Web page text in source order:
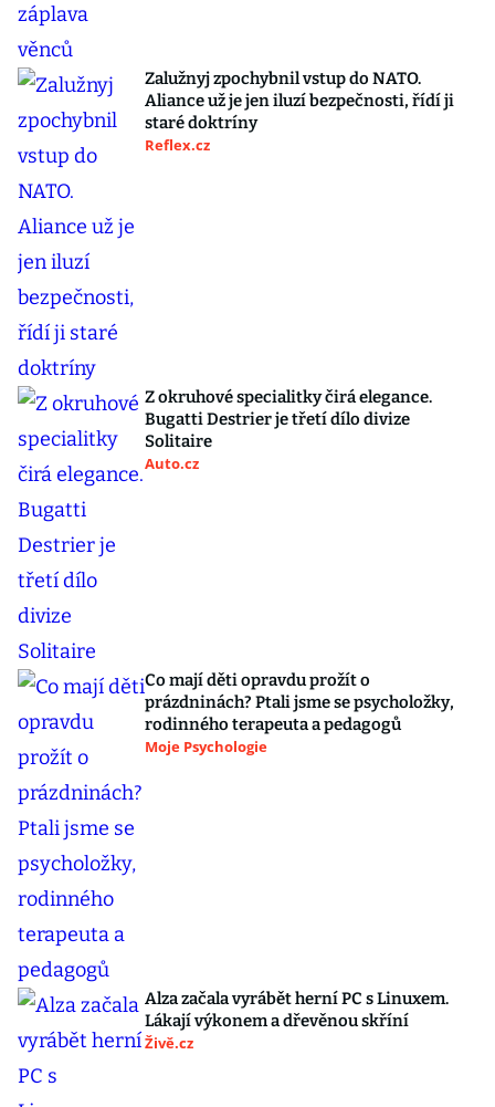
Zalužnyj zpochybnil vstup do NATO.
Aliance už je jen iluzí bezpečnosti, řídí ji
staré doktríny
Reflex.cz
Z okruhové specialitky čirá elegance.
Bugatti Destrier je třetí dílo divize
Solitaire
Auto.cz
Co mají děti opravdu prožít o
prázdninách? Ptali jsme se psycholožky,
rodinného terapeuta a pedagogů
Moje Psychologie
Alza začala vyrábět herní PC s Linuxem.
Lákají výkonem a dřevěnou skříní
Živě.cz